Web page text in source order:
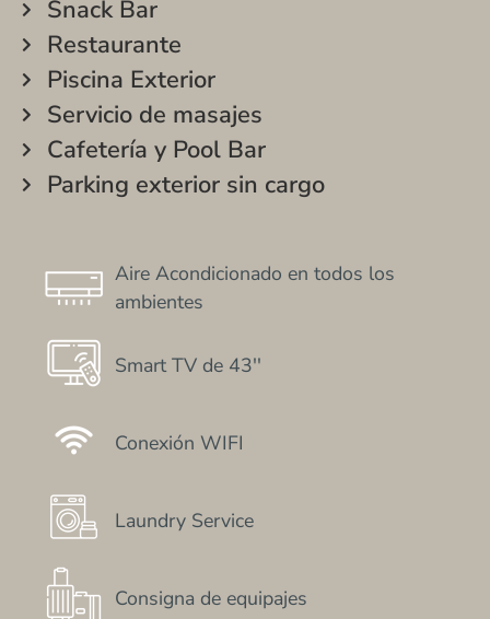
Snack Bar
Restaurante
Piscina Exterior
Servicio de masajes
Cafetería y Pool Bar
Parking exterior sin cargo
Aire Acondicionado en todos los
ambientes
Smart TV de 43''
Conexión WIFI
Laundry Service
Consigna de equipajes